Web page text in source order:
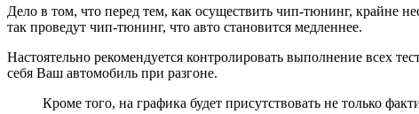
Дело в том, что перед тем, как осуществить чип-тюнинг, крайне
так проведут чип-тюнинг, что авто становится медленнее.
Настоятельно рекомендуется контролировать выполнение всех
себя Ваш автомобиль при разгоне.
Кроме того, на графика будет присутствовать не только